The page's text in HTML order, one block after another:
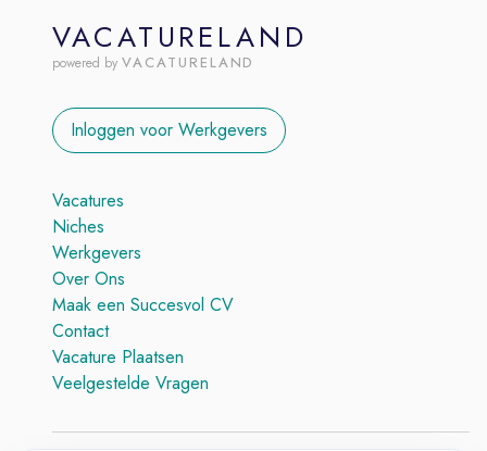
VACATURELAND
powered by VACATURELAND
Inloggen voor Werkgevers
Vacatures
Niches
Werkgevers
Over Ons
Maak een Succesvol CV
Contact
Vacature Plaatsen
Veelgestelde Vragen